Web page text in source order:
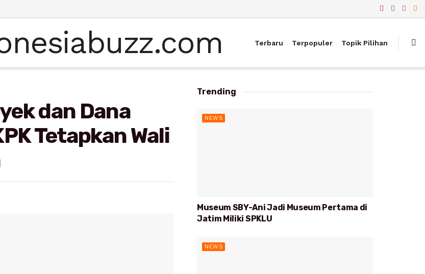
Terbaru Terpopuler Topik Pilihan
dan Dana
Tetapkan Wali
Trending
NEWS
Museum SBY-Ani Jadi Museum Pertama di
Jatim Miliki SPKLU
NEWS